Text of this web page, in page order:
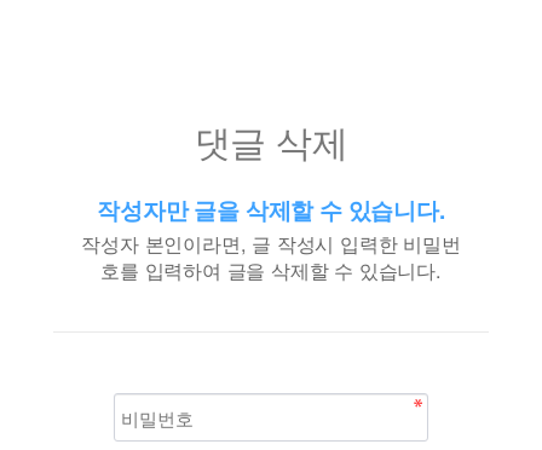
댓글 삭제
작성자만 글을 삭제할 수 있습니다.
작성자 본인이라면, 글 작성시 입력한 비밀번
호를 입력하여 글을 삭제할 수 있습니다.